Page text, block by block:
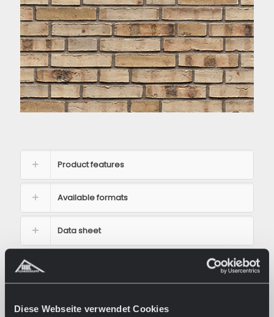
Diese Webseite verwendet Cookies
Product features
Available formats
Data sheet